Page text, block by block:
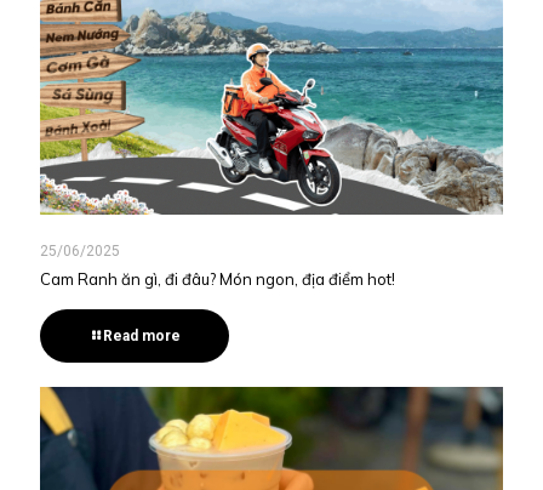
25/06/2025
Cam Ranh ăn gì, đi đâu? Món ngon, địa điểm hot!
Read more